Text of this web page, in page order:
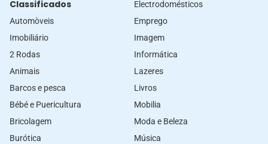
Classificados
Automòveis
Imobiliário
2 Rodas
Animais
Barcos e pesca
Bébé e Puericultura
Bricolagem
Burótica
Electrodomésticos
Emprego
Imagem
Informática
Lazeres
Livros
Mobilia
Moda e Beleza
Música